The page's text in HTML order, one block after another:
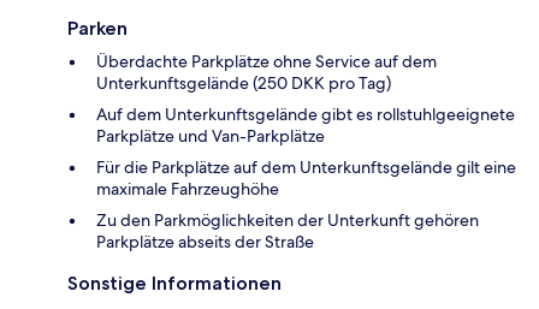
Parken
Überdachte Parkplätze ohne Service auf dem
Unterkunftsgelände (250 DKK pro Tag)
Auf dem Unterkunftsgelände gibt es rollstuhlgeeignete
Parkplätze und Van-Parkplätze
Für die Parkplätze auf dem Unterkunftsgelände gilt eine
maximale Fahrzeughöhe
Zu den Parkmöglichkeiten der Unterkunft gehören
Parkplätze abseits der Straße
Sonstige Informationen